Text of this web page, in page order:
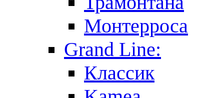
Монтерроса
Grand Line:
Классик